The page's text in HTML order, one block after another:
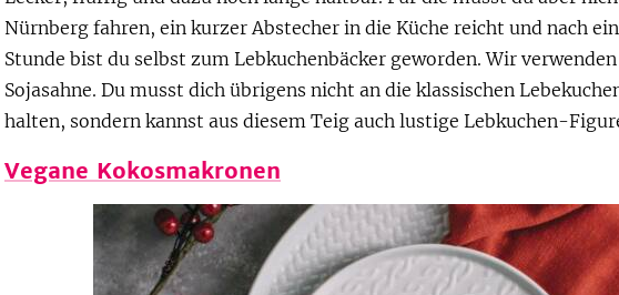
Nürnberg fahren, ein kurzer Abstecher in die Küche reicht und nach
Stunde bist du selbst zum Lebkuchenbäcker geworden. Wir
Sojasahne. Du musst dich übrigens nicht an die klassischen
halten, sondern kannst aus diesem Teig auch lustige Lebkuchen-
Vegane Kokosmakronen